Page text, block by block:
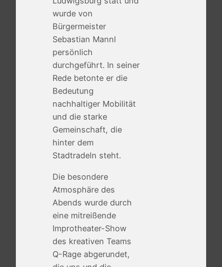
wurde von
Bürgermeister
Sebastian Mannl
persönlich
durchgeführt. In seiner
Rede betonte er die
Bedeutung
nachhaltiger Mobilität
und die starke
Gemeinschaft, die
hinter dem
Stadtradeln steht.
Die besondere
Atmosphäre des
Abends wurde durch
eine mitreißende
Improtheater-Show
des kreativen Teams
Q-Rage abgerundet,